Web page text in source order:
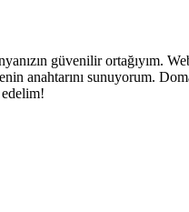
güvenilir ortağıyım.
anahtarını sunuyorum.